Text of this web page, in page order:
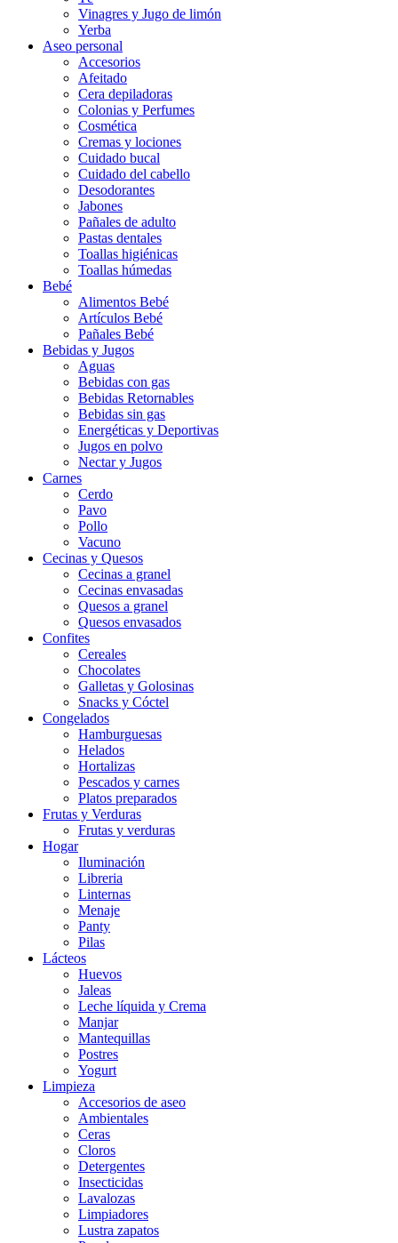
Vinagres y Jugo de limón
Yerba
Aseo personal
Accesorios
Afeitado
Cera depiladoras
Colonias y Perfumes
Cosmética
Cremas y lociones
Cuidado bucal
Cuidado del cabello
Desodorantes
Jabones
Pañales de adulto
Pastas dentales
Toallas higiénicas
Toallas húmedas
Bebé
Alimentos Bebé
Artículos Bebé
Pañales Bebé
Bebidas y Jugos
Aguas
Bebidas con gas
Bebidas Retornables
Bebidas sin gas
Energéticas y Deportivas
Jugos en polvo
Nectar y Jugos
Carnes
Cerdo
Pavo
Pollo
Vacuno
Cecinas y Quesos
Cecinas a granel
Cecinas envasadas
Quesos a granel
Quesos envasados
Confites
Cereales
Chocolates
Galletas y Golosinas
Snacks y Cóctel
Congelados
Hamburguesas
Helados
Hortalizas
Pescados y carnes
Platos preparados
Frutas y Verduras
Frutas y verduras
Hogar
Iluminación
Libreria
Linternas
Menaje
Panty
Pilas
Lácteos
Huevos
Jaleas
Leche líquida y Crema
Manjar
Mantequillas
Postres
Yogurt
Limpieza
Accesorios de aseo
Ambientales
Ceras
Cloros
Detergentes
Insecticidas
Lavalozas
Limpiadores
Lustra zapatos